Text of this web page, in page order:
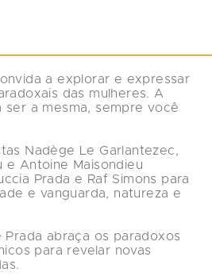
a explorar e expressar
das mulheres. A
ser a mesma, sempre você
Nadège Le Garlantezec,
e Antoine Maisondieu
Prada e Raf Simons para
e vanguarda, natureza e
abraça os paradoxos
para revelar novas